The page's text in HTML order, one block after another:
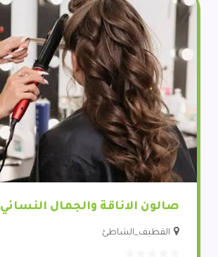
صالون الاناقة والجمال النسائي
القطيف_الشاطئ